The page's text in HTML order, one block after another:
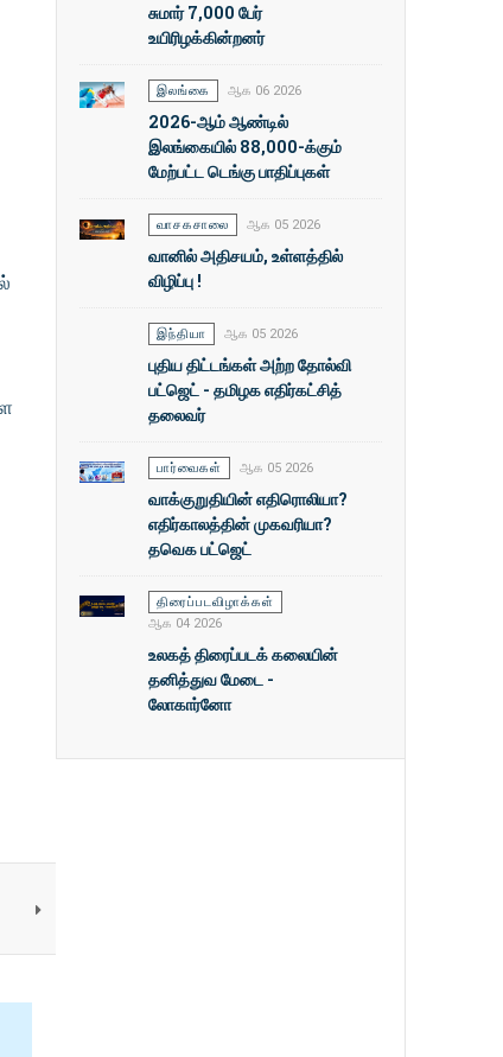
சுமார் 7,000 பேர்
உயிரிழக்கின்றனர்
இலங்கை ஆக 06 2026
2026-ஆம் ஆண்டில்
இலங்கையில் 88,000-க்கும்
மேற்பட்ட டெங்கு பாதிப்புகள்
வாசகசாலை ஆக 05 2026
வானில் அதிசயம், உள்ளத்தில்
விழிப்பு !
இந்தியா ஆக 05 2026
புதிய திட்டங்கள் அற்ற தோல்வி
பட்ஜெட் - தமிழக எதிர்கட்சித்
தலைவர்
பார்வைகள் ஆக 05 2026
வாக்குறுதியின் எதிரொலியா?
எதிர்காலத்தின் முகவரியா?
தவெக பட்ஜெட்
திரைப்படவிழாக்கள்
ஆக 04 2026
உலகத் திரைப்படக் கலையின்
தனித்துவ மேடை -
லோகார்னோ